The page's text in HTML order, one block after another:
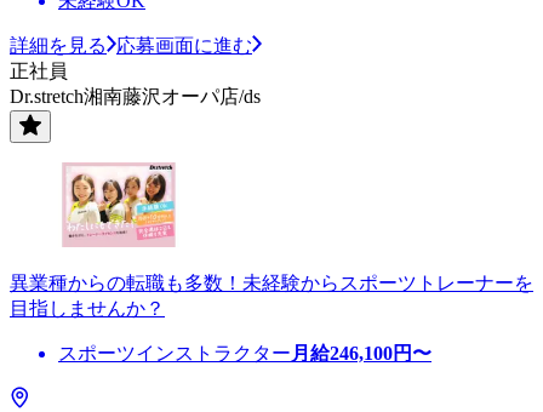
詳細を見る
応募画面に進む
正社員
Dr.stretch湘南藤沢オーパ店/ds
異業種からの転職も多数！未経験からスポーツトレーナーを
目指しませんか？
スポーツインストラクター 月給246,100円〜